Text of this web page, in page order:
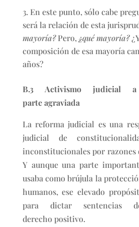
En este punto, sólo cabe
será la relación de esta
mayoría?Pero, ¿qué mayoría?
composición de esa mayoría
años?
B.3 Activismo judicial
parte agraviada
La reforma judicial es una
judicial de
inconstitucionales por razones
Y aunque una parte
usaba como brújula la
humanos, ese elevado
para dictar sentencias
derecho positivo.